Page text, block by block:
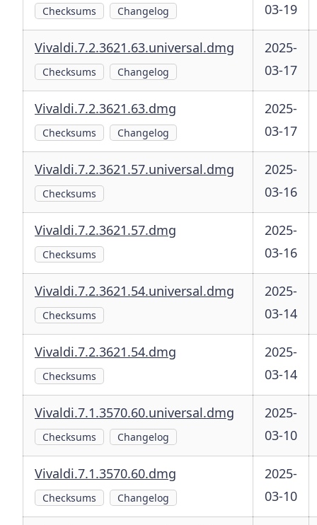
Checksums Changelog
03-19
Vivaldi.7.2.3621.63.universal.dmg
Checksums Changelog
2025-
03-17
Vivaldi.7.2.3621.63.dmg
Checksums Changelog
2025-
03-17
Vivaldi.7.2.3621.57.universal.dmg
Checksums
2025-
03-16
Vivaldi.7.2.3621.57.dmg
Checksums
2025-
03-16
Vivaldi.7.2.3621.54.universal.dmg
Checksums
2025-
03-14
Vivaldi.7.2.3621.54.dmg
Checksums
2025-
03-14
Vivaldi.7.1.3570.60.universal.dmg
Checksums Changelog
2025-
03-10
Vivaldi.7.1.3570.60.dmg
Checksums Changelog
2025-
03-10